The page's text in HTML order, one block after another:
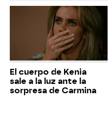
El cuerpo de Kenia
sale a la luz ante la
sorpresa de Carmina